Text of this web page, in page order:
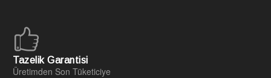
Tazelik Garantisi
Üretimden Son Tüketiciye